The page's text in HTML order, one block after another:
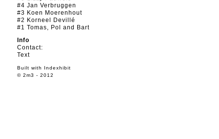
#4 Jan Verbruggen
#3 Koen Moerenhout
#2 Korneel Devillé
#1 Tomas, Pol and Bart
Info
Contact:
Text
Built with Indexhibit
© 2m3 - 2012